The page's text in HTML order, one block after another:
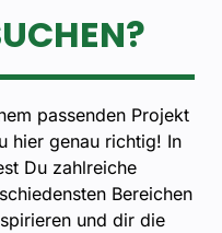
passenden Projekt
hier genau richtig! In
Du zahlreiche
Bereichen
und dir die